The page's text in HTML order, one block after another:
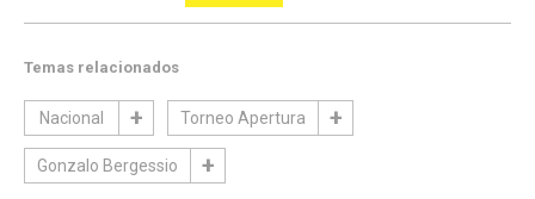
Temas relacionados
Nacional Torneo Apertura
Gonzalo Bergessio